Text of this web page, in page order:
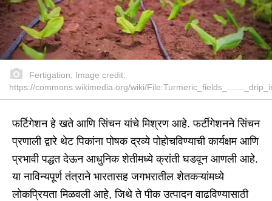
Fertigation, Image credit:
https://commons.wikimedia.org/wiki/
फर्टिगेशन हे खते आणि सिंचन यांचे मिश्रण आहे. फर्टीगेशनने सिंचन
प्रणाली द्वारे थेट पिकांना पोषक द्रव्ये पोहोचविण्याची कार्यक्षम आणि
प्रभावी पद्धत देऊन आधुनिक शेतीमध्ये क्रांती घडवून आणली आहे.
या नाविन्यपूर्ण तंत्राने भारतासह जगभरातील शेतकऱ्यांमध्ये
लोकप्रियता मिळवली आहे, जिथे ते पीक उत्पादन वाढविण्यासाठी